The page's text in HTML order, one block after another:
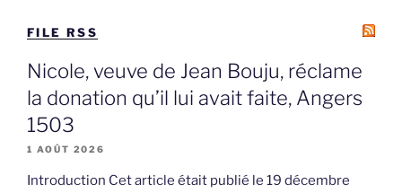
FILE RSS
Nicole, veuve de Jean Bouju, réclame
la donation qu’il lui avait faite, Angers
1503
1 AOÛT 2026
Introduction Cet article était publié le 19 décembre